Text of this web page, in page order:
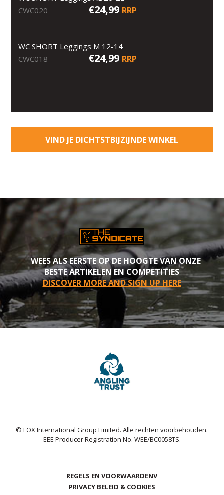
CWC020
€24,99 RRP
WC SHORT Leggings M 12-14
CWC018
€24,99 RRP
VIND JE DICHTSTBIJZIJNDE WINKEL
WEES ALS EERSTE OP DE HOOGTE VAN ONZE
BESTE ARTIKELEN EN COMPETITIES
DISCOVER MORE AND SIGN UP HERE
© FOX International Group Limited. Alle rechten voorbehouden.
EEE Producer Registration No. WEE/BC0058TS.
REGELS EN VOORWAARDENV
PRIVACY BELEID & COOKIES